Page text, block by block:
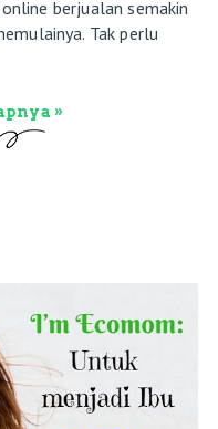
berjualan semakin
Tak perlu
»